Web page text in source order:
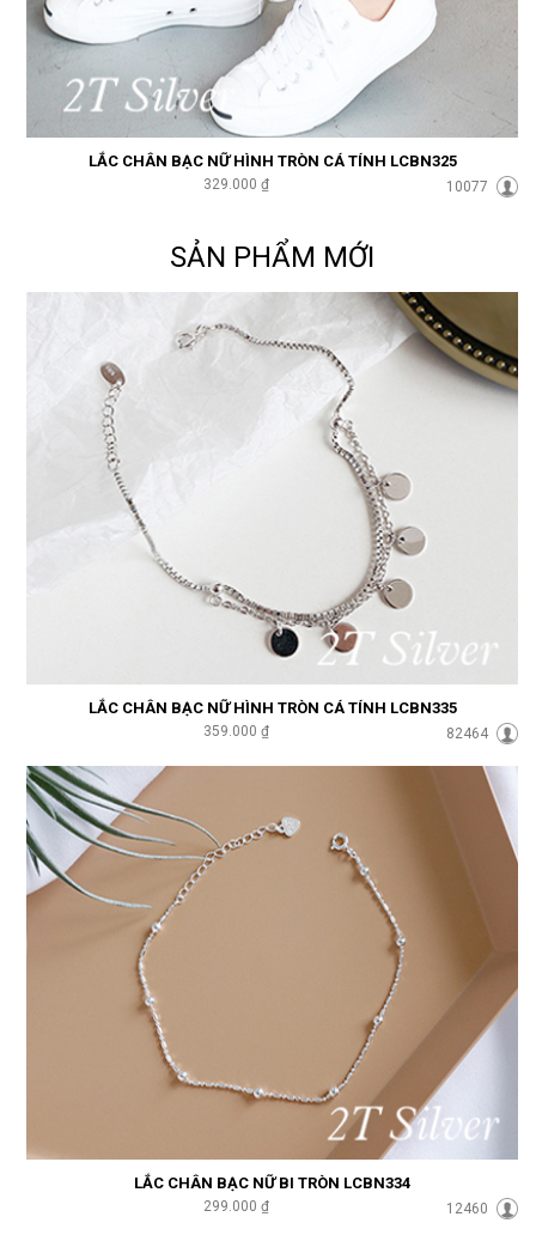
LẮC CHÂN BẠC NỮ HÌNH TRÒN CÁ TÍNH LCBN325
329.000 ₫ 10077
SẢN PHẨM MỚI
LẮC CHÂN BẠC NỮ HÌNH TRÒN CÁ TÍNH LCBN335
359.000 ₫ 82464
LẮC CHÂN BẠC NỮ BI TRÒN LCBN334
299.000 ₫ 12460